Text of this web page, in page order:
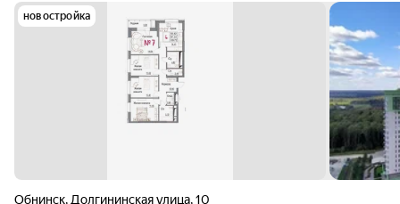
новостройка
Обнинск, Долгининская улица,10